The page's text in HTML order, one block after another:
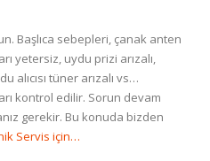
Başlıca sebepleri, çanak anten
yetersiz, uydu prizi arızalı,
alıcısı tüner arızalı vs…
kontrol edilir. Sorun devam
gerekir. Bu konuda bizden
Servis için…